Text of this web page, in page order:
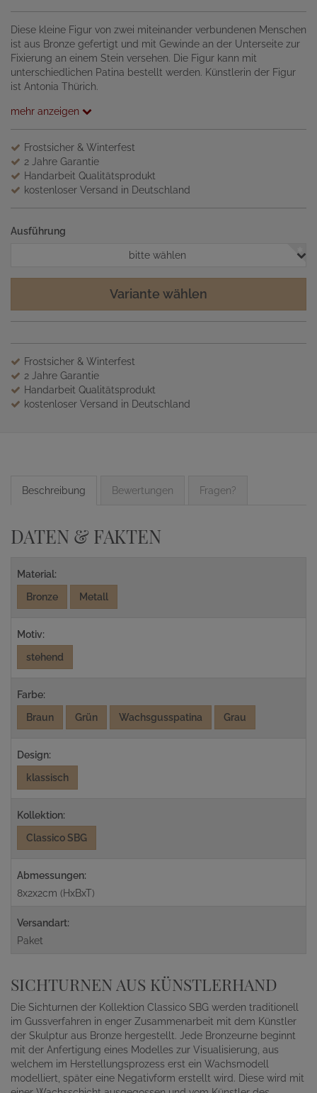
Diese kleine Figur von zwei miteinander verbundenen Menschen
ist aus Bronze gefertigt und mit Gewinde an der Unterseite zur
Fixierung an einem Stein versehen. Die Figur kann mit
unterschiedlichen Patina bestellt werden. Künstlerin der Figur
ist Antonia Thürich.
mehr anzeigen
Frostsicher & Winterfest
2 Jahre Garantie
Handarbeit Qualitätsprodukt
kostenloser Versand in Deutschland
Ausführung
bitte wählen
Variante wählen
Frostsicher & Winterfest
2 Jahre Garantie
Handarbeit Qualitätsprodukt
kostenloser Versand in Deutschland
Beschreibung Bewertungen Fragen?
DATEN & FAKTEN
Material:
Bronze
Metall
Motiv:
stehend
Farbe:
Braun
Grün Wachsgusspatina Grau
Design:
klassisch
Kollektion:
Classico SBG
Abmessungen:
8x2x2cm (HxBxT)
Versandart:
Paket
SICHTURNEN AUS KÜNSTLERHAND
Die Sichturnen der Kollektion Classico SBG werden traditionell
im Gussverfahren in enger Zusammenarbeit mit dem Künstler
der Skulptur aus Bronze hergestellt. Jede Bronzeurne beginnt
mit der Anfertigung eines Modelles zur Visualisierung, aus
welchem im Herstellungsprozess erst ein Wachsmodell
modelliert, später eine Negativform erstellt wird. Diese wird mit